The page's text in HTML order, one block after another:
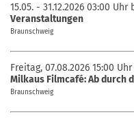
15.05. - 31.12.2026 03:00 Uhr
Veranstaltungen
Braunschweig
Freitag, 07.08.2026 15:00
Milkaus Filmcafé: Ab durch
Braunschweig